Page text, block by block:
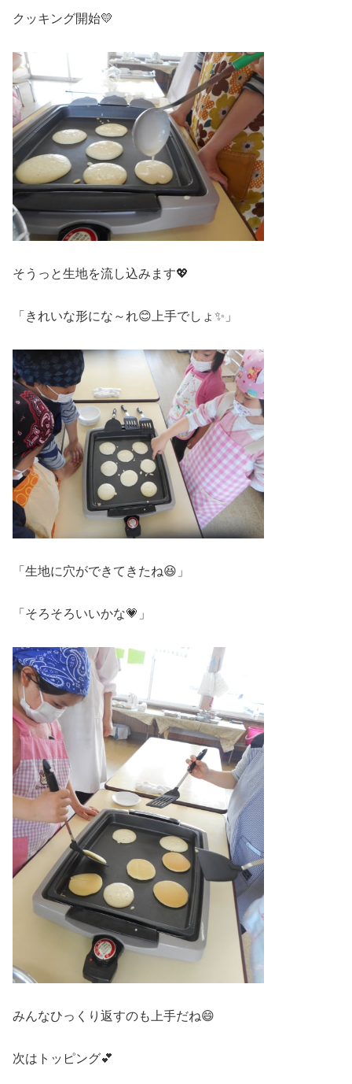
クッキング開始💛
そうっと生地を流し込みます💖
「きれいな形にな～れ😊上手でしょ✨」
「生地に穴ができてきたね😆」
「そろそろいいかな💗」
みんなひっくり返すのも上手だね😄
次はトッピング💕